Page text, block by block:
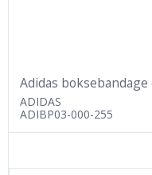
Adidas
ADIDAS
ADIBP03-000-255